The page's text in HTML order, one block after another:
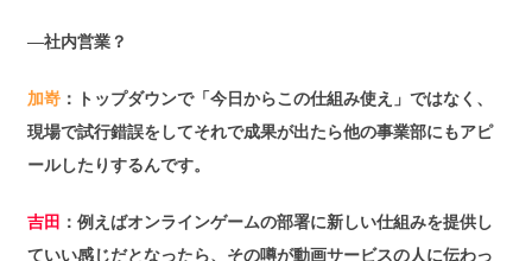
―社内営業？
加嵜 ：トップダウンで「今日からこの仕組み使え」ではなく、
現場で試行錯誤をしてそれで成果が出たら他の事業部にもアピ
ールしたりするんです。
吉田 ：例えばオンラインゲームの部署に新しい仕組みを提供し
ていい感じだとなったら、その噂が動画サービスの人に伝わっ